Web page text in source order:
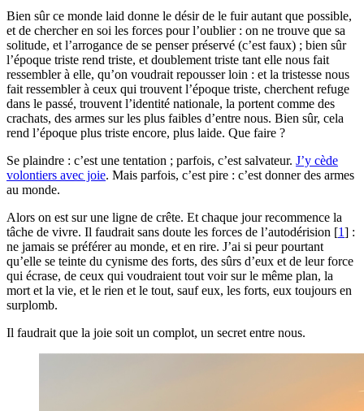
Bien sûr ce monde laid donne le désir de le fuir autant que possible,
et de chercher en soi les forces pour l’oublier : on ne trouve que sa
solitude, et l’arrogance de se penser préservé (c’est faux) ; bien sûr
l’époque triste rend triste, et doublement triste tant elle nous fait
ressembler à elle, qu’on voudrait repousser loin : et la tristesse nous
fait ressembler à ceux qui trouvent l’époque triste, cherchent refuge
dans le passé, trouvent l’identité nationale, la portent comme des
crachats, des armes sur les plus faibles d’entre nous. Bien sûr, cela
rend l’époque plus triste encore, plus laide. Que faire ?
Se plaindre : c’est une tentation ; parfois, c’est salvateur. J’y cède
volontiers avec joie. Mais parfois, c’est pire : c’est donner des armes
au monde.
Alors on est sur une ligne de crête. Et chaque jour recommence la
tâche de vivre. Il faudrait sans doute les forces de l’autodérision [1] :
ne jamais se préférer au monde, et en rire. J’ai si peur pourtant
qu’elle se teinte du cynisme des forts, des sûrs d’eux et de leur force
qui écrase, de ceux qui voudraient tout voir sur le même plan, la
mort et la vie, et le rien et le tout, sauf eux, les forts, eux toujours en
surplomb.
Il faudrait que la joie soit un complot, un secret entre nous.